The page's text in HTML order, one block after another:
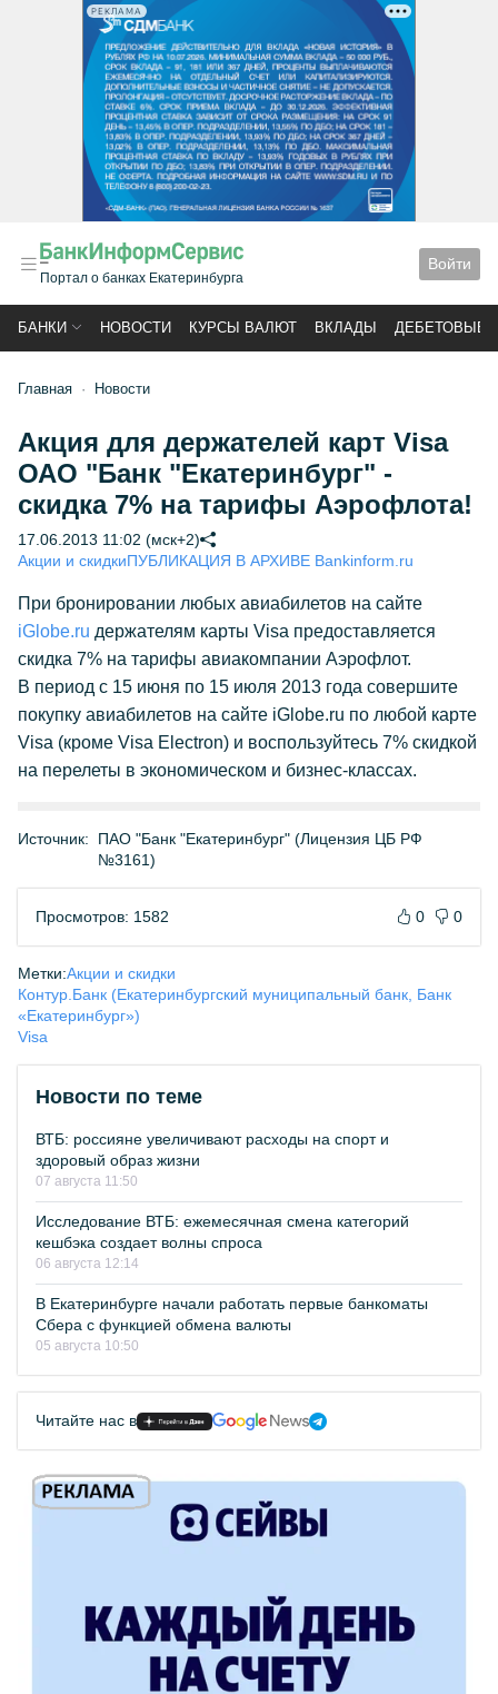
РЕКЛАМА
Портал о банках Екатеринбурга
Войти
БАНКИ НОВОСТИ КУРСЫ ВАЛЮТ ВКЛАДЫ ДЕБЕТОВЫЕ
Главная Новости
Акция для держателей карт Visa
ОАО "Банк "Екатеринбург" -
скидка 7% на тарифы Аэрофлота!
17.06.2013 11:02 (мск+2)
Акции и скидкиПУБЛИКАЦИЯ В АРХИВЕ Bankinform.ru
При бронировании любых авиабилетов на сайте
iGlobe.ru держателям карты Visa предоставляется
скидка 7% на тарифы авиакомпании Аэрофлот.
В период с 15 июня по 15 июля 2013 года совершите
покупку авиабилетов на сайте iGlobe.ru по любой карте
Visa (кроме Visa Electron) и воспользуйтесь 7% скидкой
на перелеты в экономическом и бизнес-классах.
Источник:
ПАО "Банк "Екатеринбург" (Лицензия ЦБ РФ
№3161)
Просмотров: 1582 0 0
Метки:Акции и скидки
Контур.Банк (Екатеринбургский муниципальный банк, Банк
«Екатеринбург»)
Visa
Новости по теме
ВТБ: россияне увеличивают расходы на спорт и
здоровый образ жизни
07 августа 11:50
Исследование ВТБ: ежемесячная смена категорий
кешбэка создает волны спроса
06 августа 12:14
В Екатеринбурге начали работать первые банкоматы
Сбера с функцией обмена валюты
05 августа 10:50
Читайте нас в